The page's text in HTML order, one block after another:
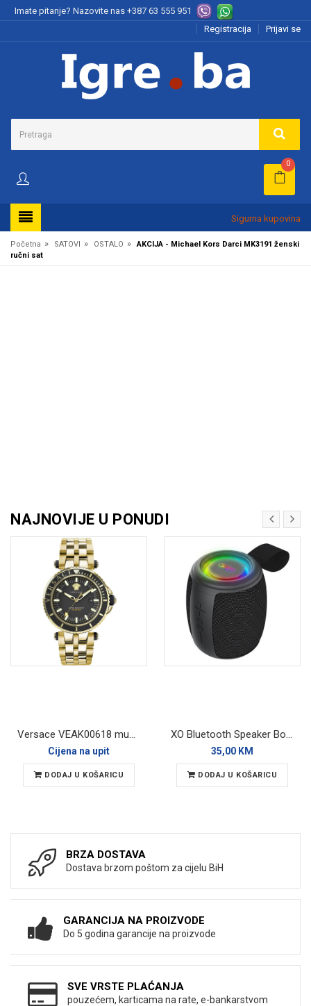
Imate pitanje? Nazovite nas +387 63 555 951
Registracija
Prijavi se
0
Sigurna kupovina
Početna » SATOVI » OSTALO »
AKCIJA - Michael Kors Darci MK3191 ženski
ručni sat
NAJNOVIJE U PONUDI
Versace VEAK00618 muški ručni sat
Cijena na upit
DODAJ U KOŠARICU
XO Bluetooth Speaker BoomBox F82 Black RGB
35,00 KM
DODAJ U KOŠARICU
BRZA DOSTAVA
Dostava brzom poštom za cijelu BiH
GARANCIJA NA PROIZVODE
Do 5 godina garancije na proizvode
SVE VRSTE PLAĆANJA
pouzećem, karticama na rate, e-bankarstvom